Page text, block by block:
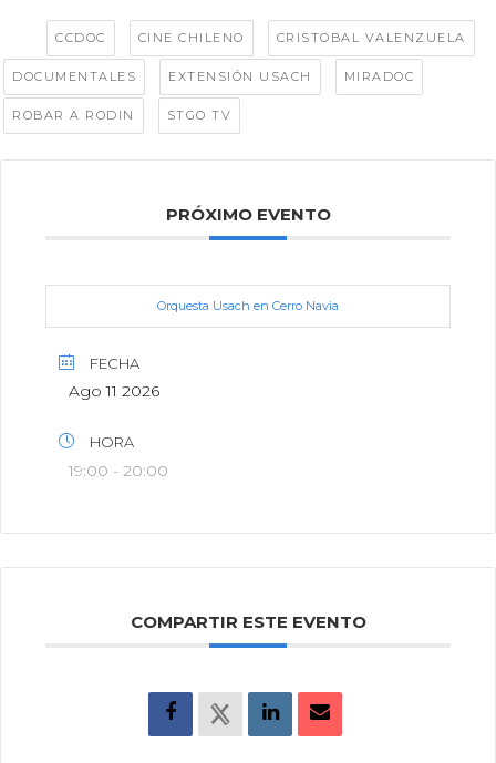
CCDOC CINE CHILENO CRISTOBAL VALENZUELA
DOCUMENTALES EXTENSIÓN USACH MIRADOC
ROBAR A RODIN STGO TV
PRÓXIMO EVENTO
Orquesta Usach en Cerro Navia
FECHA
Ago 11 2026
HORA
19:00 - 20:00
COMPARTIR ESTE EVENTO